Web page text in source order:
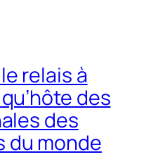
relais à
des
des
du monde